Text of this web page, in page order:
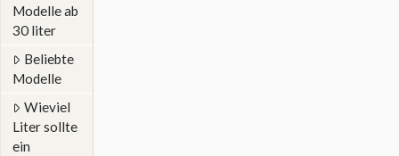
Modelle ab
30 liter
Beliebte
Modelle
Wieviel
Liter sollte
ein